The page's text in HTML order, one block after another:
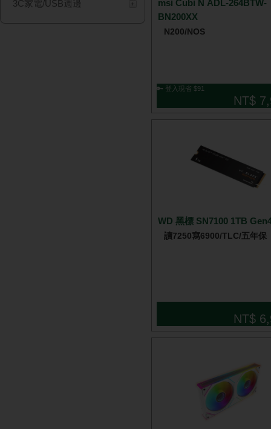
3C家電/USB週邊
msi Cubi N ADL-264BTW-
BN200XX
N200/NOS
🔑 登入現省 $91
NT$
WD 黑標 SN7100 1TB
讀7250寫6900/TLC/五年保
NT$